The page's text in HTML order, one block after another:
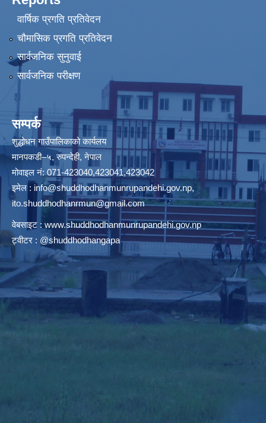
वार्षिक प्रगति प्रतिवेदन
चौमासिक प्रगति प्रतिवेदन
सार्वजनिक सुनुवाई
सार्वजनिक परीक्षण
सम्पर्क
शुद्धोधन गाउँपालिकाको कार्यलय
मानपकडी–५, रुपन्देही, नेपाल
मोवाइल नं: 071-423040,423041,423042
इमेल : info@shuddhodhanmunrupandehi.gov.np,
ito.shuddhodhanrmun@gmail.com
वेबसाइट : www.shuddhodhanmunrupandehi.gov.np
ट्वीटर : @shuddhodhangapa